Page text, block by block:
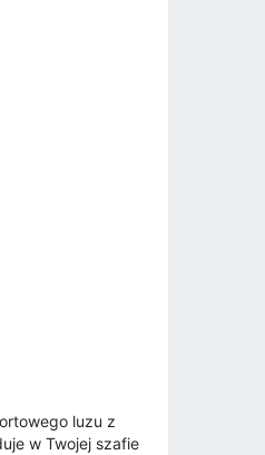
luzu z
w Twojej szafie